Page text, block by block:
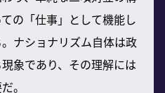
の「仕事」として機能し
ナショナリズム自体は政
象であり、その理解には
。